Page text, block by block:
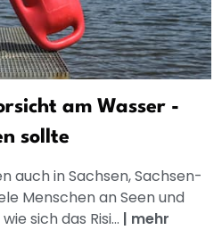
am Wasser -
sollte
auch in Sachsen, Sachsen-
Menschen an Seen und
sich das Risi... | mehr